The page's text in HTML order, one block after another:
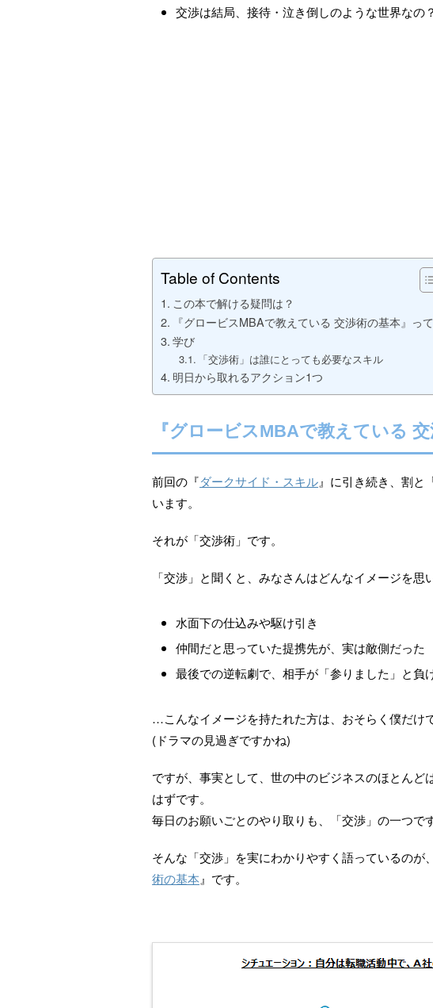
交渉は結局、接待・泣き倒しのような世界なの？
Table of Contents
この本で解ける疑問は？
『グロービスMBAで教えている 交渉術の基本』っ
学び
「交渉術」は誰にとっても必要なスキル
明日から取れるアクション1つ
『グロービスMBAで教えている
前回の『ダークサイド・スキル』に引き続き、割と
います。
それが「交渉術」です。
「交渉」と聞くと、みなさんはどんなイメージを思
水面下の仕込みや駆け引き
仲間だと思っていた提携先が、実は敵側だった
最後での逆転劇で、相手が「参りました」と負
…こんなイメージを持たれた方は、おそらく僕だけ
(ドラマの見過ぎですかね)
ですが、事実として、世の中のビジネスのほとんど
はずです。
毎日のお願いごとのやり取りも、「交渉」の一つです
そんな「交渉」を実にわかりやすく語っているのが
術の基本 』です。